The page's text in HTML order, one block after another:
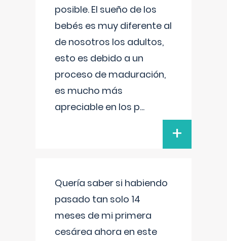
posible. El sueño de los
bebés es muy diferente al
de nosotros los adultos,
esto es debido a un
proceso de maduración,
es mucho más
apreciable en los p...
+
Quería saber si habiendo
pasado tan solo 14
meses de mi primera
cesárea ahora en este